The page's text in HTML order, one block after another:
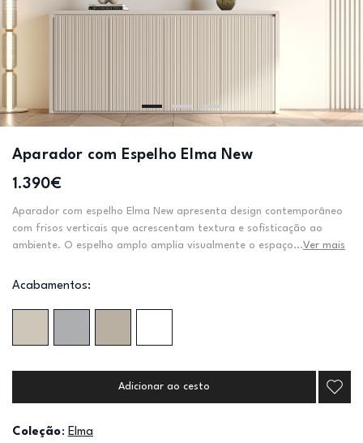
Aparador com Espelho Elma New
1.390€
Aparador com espelho Elma New apresenta design contemporâneo
com frisos verticais que acrescentam textura e sofisticação ao
ambiente. O espelho amplo amplia visualmente o espaço...Ver mais
Acabamentos:
Adicionar ao cesto
Coleção: Elma